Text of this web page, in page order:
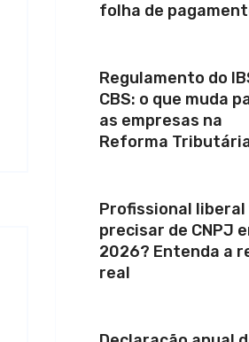
folha de
Regulamento do
CBS: o que muda
as empresas na
Reforma
Profissional liberal
precisar de CNPJ
2026? Entenda a
real